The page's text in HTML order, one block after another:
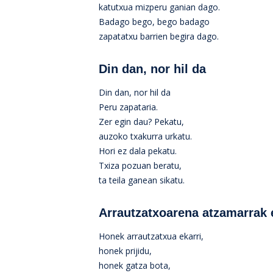
katutxua mizperu ganian dago.
Badago bego, bego badago
zapatatxu barrien begira dago.
Din dan, nor hil da
Din dan, nor hil da
Peru zapataria.
Zer egin dau? Pekatu,
auzoko txakurra urkatu.
Hori ez dala pekatu.
Txiza pozuan beratu,
ta teila ganean sikatu.
Arrautzatxoarena atzamarrak
Honek arrautzatxua ekarri,
honek prijidu,
honek gatza bota,